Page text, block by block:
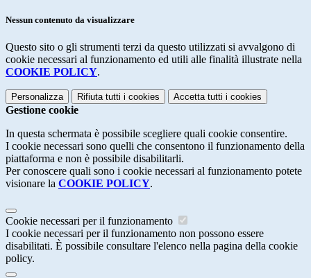
Nessun contenuto da visualizzare
Questo sito o gli strumenti terzi da questo utilizzati si avvalgono di
cookie necessari al funzionamento ed utili alle finalità illustrate nella
COOKIE POLICY.
Personalizza Rifiuta tutti i cookies Accetta tutti i cookies
Gestione cookie
In questa schermata è possibile scegliere quali cookie consentire.
I cookie necessari sono quelli che consentono il funzionamento della
piattaforma e non è possibile disabilitarli.
Per conoscere quali sono i cookie necessari al funzionamento potete
visionare la COOKIE POLICY.
Cookie necessari per il funzionamento
I cookie necessari per il funzionamento non possono essere
disabilitati. È possibile consultare l'elenco nella pagina della cookie
policy.